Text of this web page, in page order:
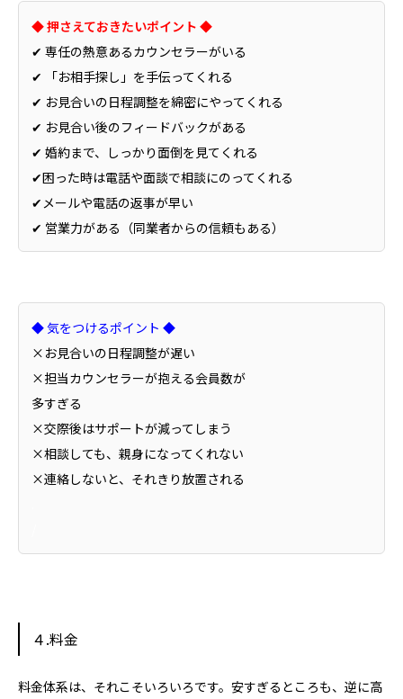
◆ 押さえておきたいポイント ◆
✔ 専任の熱意あるカウンセラーがいる
✔ 「お相手探し」を手伝ってくれる
✔ お見合いの日程調整を綿密にやってくれる
✔ お見合い後のフィードバックがある
✔ 婚約まで、しっかり面倒を見てくれる
✔困った時は電話や面談で相談にのってくれる
✔メールや電話の返事が早い
✔ 営業力がある（同業者からの信頼もある）
◆ 気をつけるポイント ◆
×お見合いの日程調整が遅い
×担当カウンセラーが抱える会員数が
多すぎる
×交際後はサポートが減ってしまう
×相談しても、親身になってくれない
×連絡しないと、それきり放置される
４.料金
料金体系は、それこそいろいろです。安すぎるところも、逆に高